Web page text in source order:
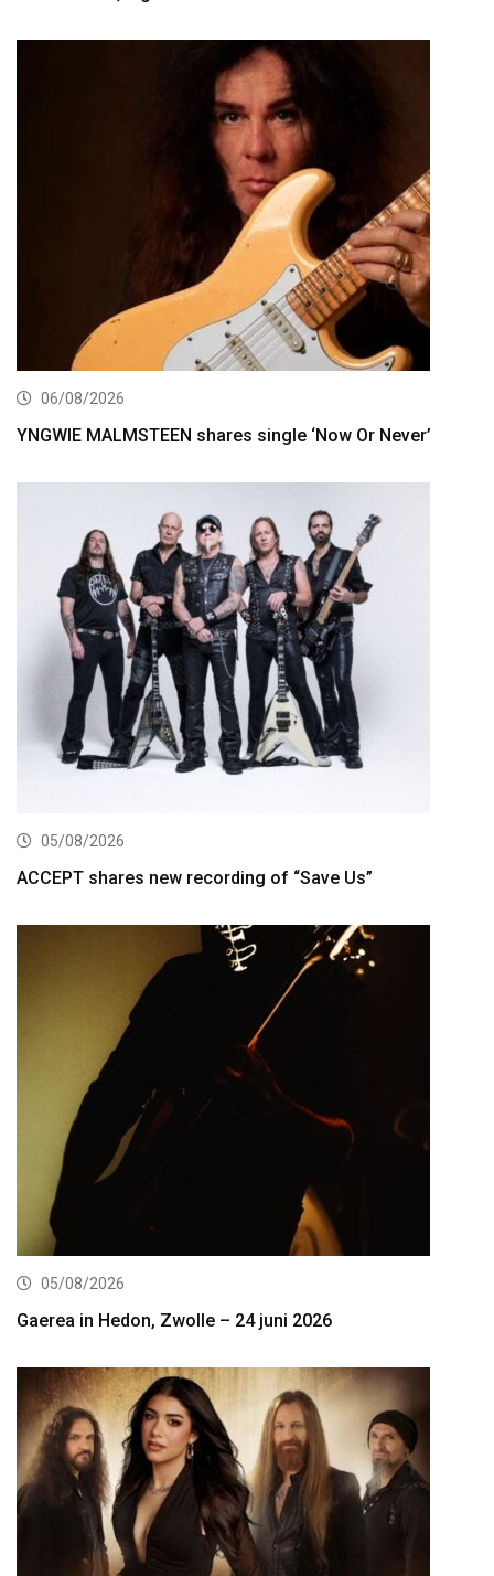
06/08/2026
YNGWIE MALMSTEEN shares single ‘Now Or Never’
05/08/2026
ACCEPT shares new recording of “Save Us”
05/08/2026
Gaerea in Hedon, Zwolle – 24 juni 2026